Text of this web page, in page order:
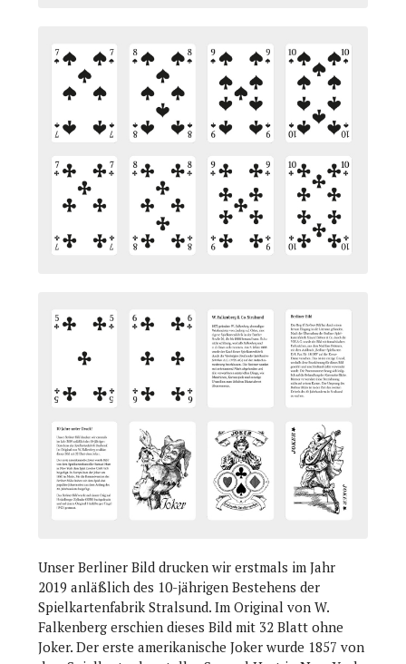
Unser Berliner Bild drucken wir erstmals im Jahr
2019 anläßlich des 10-jährigen Bestehens der
Spielkartenfabrik Stralsund. Im Original von W.
Falkenberg erschien dieses Bild mit 32 Blatt ohne
Joker. Der erste amerikanische Joker wurde 1857 von